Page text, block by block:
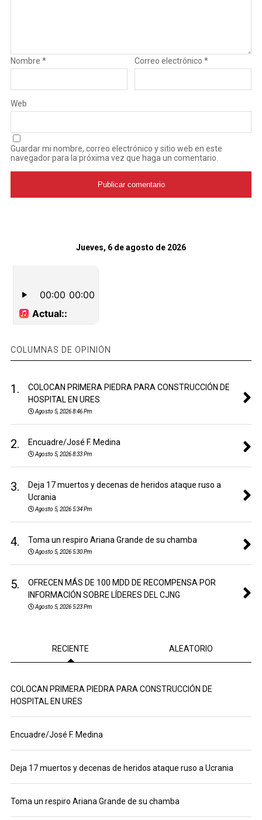
Nombre * Correo electrónico*
Web
Guardar mi nombre, correo electrónico y sitio web en este
navegador para la próxima vez que haga un comentario.
Jueves, 6 de agosto de 2026
COLUMNAS DE OPINIÓN
1.
COLOCAN PRIMERA PIEDRA PARA CONSTRUCCIÓN DE
HOSPITAL EN URES
Agosto 5, 2026 8:46 Pm
2. Encuadre/José F. Medina
Agosto 5, 2026 8:33 Pm
3.
Deja 17 muertos y decenas de heridos ataque ruso a
Ucrania
Agosto 5, 2026 5:34 Pm
4. Toma un respiro Ariana Grande de su chamba
Agosto 5, 2026 5:30 Pm
5.
OFRECEN MÁS DE 100 MDD DE RECOMPENSA POR
INFORMACIÓN SOBRE LÍDERES DEL CJNG
Agosto 5, 2026 5:23 Pm
RECIENTE ALEATORIO
COLOCAN PRIMERA PIEDRA PARA CONSTRUCCIÓN DE
HOSPITAL EN URES
Encuadre/José F. Medina
Deja 17 muertos y decenas de heridos ataque ruso a Ucrania
Toma un respiro Ariana Grande de su chamba